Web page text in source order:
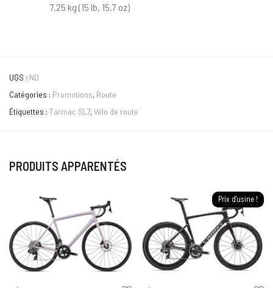
7.25 kg (15 lb, 15.7 oz)
UGS : ND
Catégories : Promotions, Route
Étiquettes : Tarmac SL7, Vélo de route
PRODUITS APPARENTÉS
Prix d'usine !